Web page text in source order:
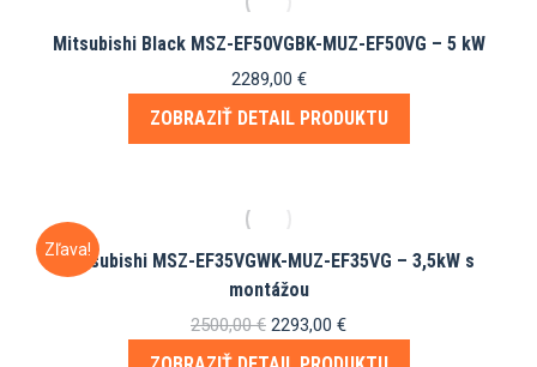
Mitsubishi Black MSZ-EF50VGBK-MUZ-EF50VG – 5 kW
2289,00 €
ZOBRAZIŤ DETAIL PRODUKTU
Zľava!
Mitsubishi MSZ-EF35VGWK-MUZ-EF35VG – 3,5kW s
montážou
2500,00€ Pôvodná
cena
2293,00 €Aktuálna
cena